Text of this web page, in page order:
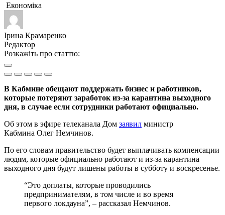
Економіка
Ірина Крамаренко
Редактор
Розкажіть про статтю:
В Кабмине обещают поддержать бизнес и работников,
которые потеряют заработок из-за карантина выходного
дня, в случае если сотрудники работают официально.
Об этом в эфире телеканала Дом заявил министр
Кабмина Олег Немчинов.
По его словам правительство будет выплачивать компенсации
людям, которые официально работают и из-за карантина
выходного дня будут лишены работы в субботу и воскресенье.
“Это доплаты, которые проводились
предпринимателям, в том числе и во время
первого локдауна”, – рассказал Немчинов.